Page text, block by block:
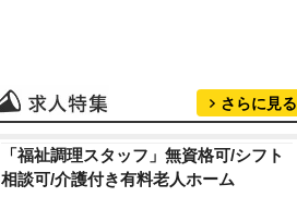
さらに見る
「福祉調理スタッフ」無資格可/シフト
相談可/介護付き有料老人ホーム